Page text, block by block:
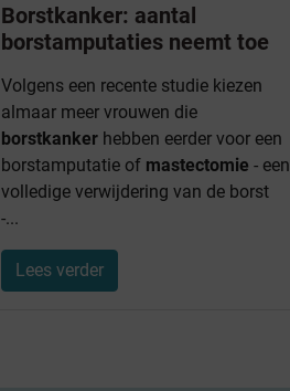
Borstkanker: aantal
borstamputaties neemt toe
Volgens een recente studie kiezen
almaar meer vrouwen die
borstkankerhebben eerder voor een
borstamputatie of mastectomie - een
volledige verwijdering van de borst
-...
Lees verder